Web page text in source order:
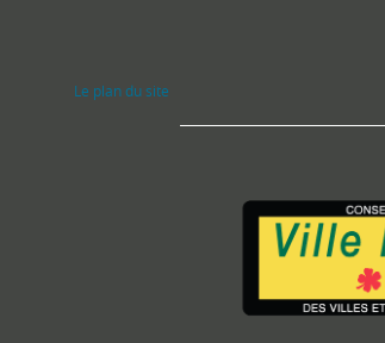
Le plan du site